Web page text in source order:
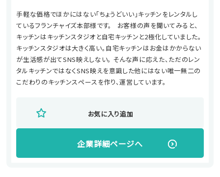
手軽な価格でほかにはない「ちょうどいい」キッチンをレンタルし
ているフランチャイズ本部様です。 お客様の声を聞いてみると、
キッチンはキッチンスタジオと自宅キッチンと2極化していました。
キッチンスタジオは大きく高い。自宅キッチンはお金はかからない
が生活感が出てSNS映えしない。 そんな声に応えた、ただのレン
タルキッチンではなくSNS映えを意識した他にはない唯一無二の
こだわりのキッチンスペースを作り、運営しています。
お気に入り追加
企業詳細ページへ